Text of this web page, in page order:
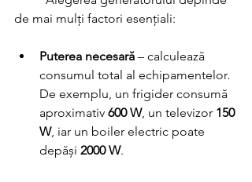
de mai mulți factori esențiali:
Puterea necesară – calculează
consumul total al echipamentelor.
De exemplu, un frigider consumă
aproximativ 600 W, un televizor 150
W, iar un boiler electric poate
depăși 2000 W.